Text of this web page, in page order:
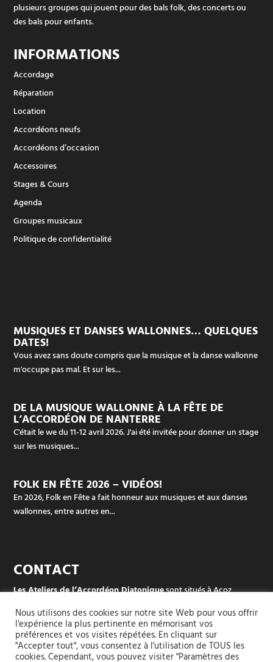
plusieurs groupes qui jouent pour des bals folk, des concerts ou
des bals pour enfants.
INFORMATIONS
Accordage
Réparation
Location
Accordéons neufs
Accordéons d’occasion
Accessoires
Stages & Cours
Agenda
Groupes musicaux
Politique de confidentialité
MUSIQUES ET DANSES WALLONNES… QUELQUES
DATES!
Vous avez sans doute compris que la musique et la danse wallonne
m'occupe pas mal. Et sur les...
DE LA MUSIQUE WALLONNE À LA FÊTE DE
L’ACCORDÉON DE NANTERRE
C'était le we du 11-12 avril 2026. J'ai été invitée pour donner un stage
sur les musiques...
FOLK EN FÊTE 2026 – VIDÉOS!
En 2026, Folk en Fête a fait honneur aux musiques et aux danses
wallonnes, entre autres en...
CONTACT
Les Ateliers de l’Accordéon Diatoniquesont situés à Acoz
Rue des écoles (dans le sud de Charleroi, en Belgique)
Pour les groupes et les stages :+32 497 42 94 51
Pour l’atelier (réparation, accordage, vente ou location-vente, …) :
Nous utilisons des cookies sur notre site Web pour vous offrir
l'expérience la plus pertinente en mémorisant vos
préférences et vos visites répétées. En cliquant sur
"Accepter tout", vous consentez à l'utilisation de TOUS les
cookies. Cependant, vous pouvez visiter "Paramètres des